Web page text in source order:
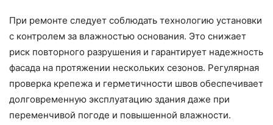
При ремонте следует соблюдать технологию установки
с контролем за влажностью основания. Это снижает
риск повторного разрушения и гарантирует надежность
фасада на протяжении нескольких сезонов. Регулярная
проверка крепежа и герметичности швов обеспечивает
долговременную эксплуатацию здания даже при
переменчивой погоде и повышенной влажности.